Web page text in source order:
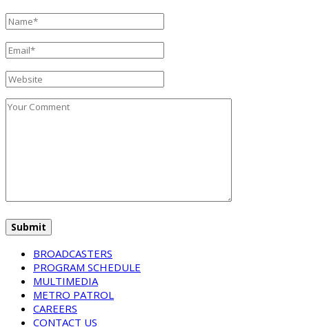
BROADCASTERS
PROGRAM SCHEDULE
MULTIMEDIA
METRO PATROL
CAREERS
CONTACT US